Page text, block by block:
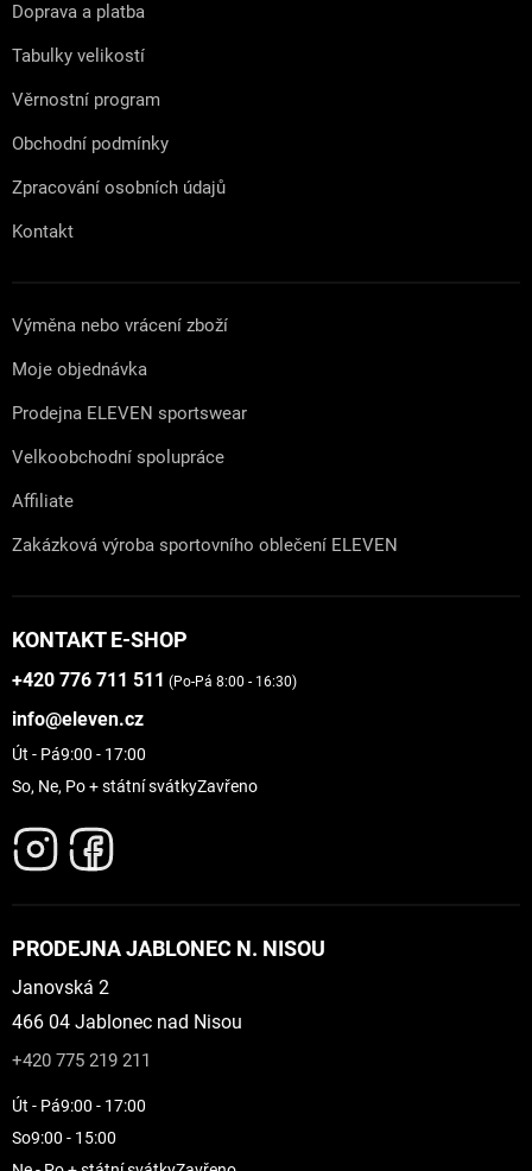
Doprava a platba
Tabulky velikostí
Věrnostní program
Obchodní podmínky
Zpracování osobních údajů
Kontakt
Výměna nebo vrácení zboží
Moje objednávka
Prodejna ELEVEN sportswear
Velkoobchodní spolupráce
Affiliate
Zakázková výroba sportovního oblečení ELEVEN
KONTAKT E-SHOP
+420 776 711 511 (Po-Pá 8:00 - 16:30)
info@eleven.cz
Út - Pá9:00 - 17:00
So, Ne, Po + státní svátkyZavřeno
PRODEJNA JABLONEC N. NISOU
Janovská 2
466 04 Jablonec nad Nisou
+420 775 219 211
Út - Pá9:00 - 17:00
So9:00 - 15:00